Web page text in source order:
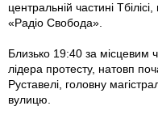
центральній частині
«Радіо Свобода».
Близько 19:40 за місцевим
лідера протесту, натовп
Руставелі, головну
вулицю.